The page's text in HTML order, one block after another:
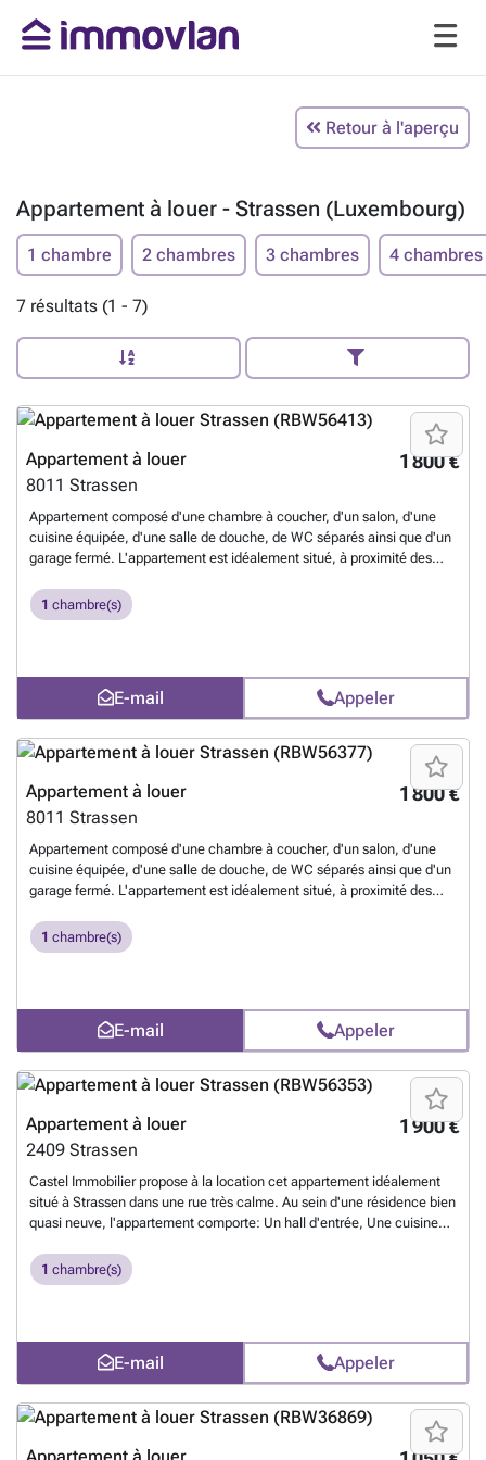
Retour à l'aperçu
Appartement à louer - Strassen (Luxembourg)
1 chambre 2 chambres 3 chambres 4 chambres
7 résultats (1 - 7)
1 800 €
Appartement à louer
8011 Strassen
Appartement composé d'une chambre à coucher, d'un salon, d'une
cuisine équipée, d'une salle de douche, de WC séparés ainsi que d'un
garage fermé. L'appartement est idéalement situé, à proximité des
renseignement ou pour organiser une visite, n'hésitez pas à nous
contacter au 621 54 30 70 ou par e-mail à ### .
1 chambre(s)
E-mail Appeler
1 800 €
Appartement à louer
8011 Strassen
Appartement composé d'une chambre à coucher, d'un salon, d'une
cuisine équipée, d'une salle de douche, de WC séparés ainsi que d'un
garage fermé. L'appartement est idéalement situé, à proximité des
renseignement ou pour organiser une visite, n'hésitez pas à nous
contacter au 621 54 30 70 ou par e-mail à ### .
1 chambre(s)
E-mail Appeler
1 900 €
Appartement à louer
2409 Strassen
Castel Immobilier propose à la location cet appartement idéalement
situé à Strassen dans une rue très calme. Au sein d'une résidence bien
quasi neuve, l'appartement comporte: Un hall d'entrée, Une cuisine
Salle de douche avec wc. WC séparé. Une cave, une buanderie et un
emplacement de parking intérieur viennent compléter l'appartement.
locataire: 1/2 mois de loyer + TVA.En savoir plus ?
1 chambre(s)
E-mail Appeler
Appartement à louer